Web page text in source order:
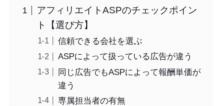
アフィリエイトASPのチェックポイン
ト【選び方】
信頼できる会社を選ぶ
ASPによって扱っている広告が違う
同じ広告でもASPによって報酬単価が
違う
専属担当者の有無